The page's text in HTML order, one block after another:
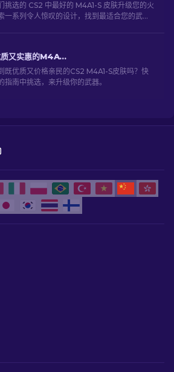
挑选的 CS2 中最好的 M4A1-S 皮肤升级您的火
一系列令人惊叹的设计，找到最适合您的武器
CS2优质又实惠的M4A1-S皮肤推荐 [2026]
既优质又价格亲民的CS2 M4A1-S皮肤吗？快
指南中挑选，来升级你的武器。